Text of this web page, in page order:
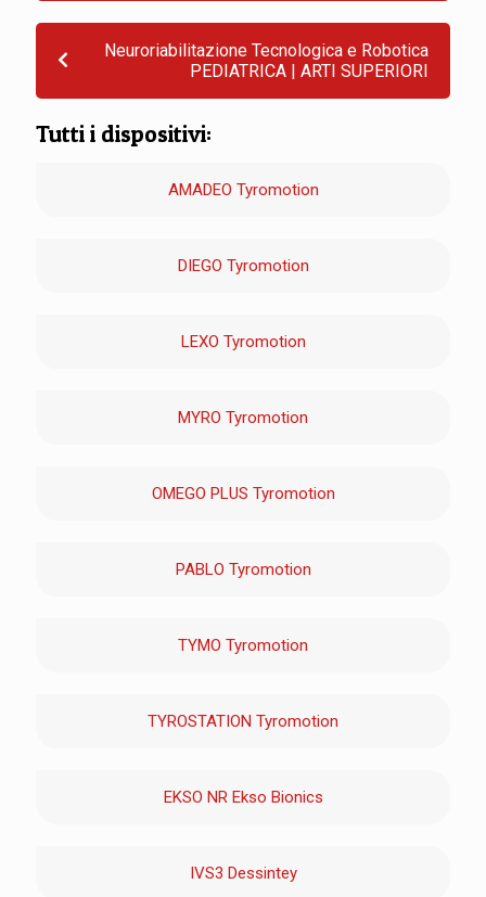
Neuroriabilitazione Tecnologica e Robotica
PEDIATRICA | ARTI SUPERIORI
Tutti i dispositivi:
AMADEO Tyromotion
DIEGO Tyromotion
LEXO Tyromotion
MYRO Tyromotion
OMEGO PLUS Tyromotion
PABLO Tyromotion
TYMO Tyromotion
TYROSTATION Tyromotion
EKSO NR Ekso Bionics
IVS3 Dessintey